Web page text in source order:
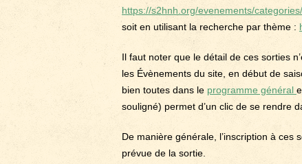
https://s2hnh.org/evenements/
soit en utilisant la recherche par thème :
Il faut noter que le détail de ces sorties
les Évènements du site, en début de
bien toutes dans le programme général
souligné) permet d’un clic de se rendre
De manière générale, l’inscription à ces
prévue de la sortie.